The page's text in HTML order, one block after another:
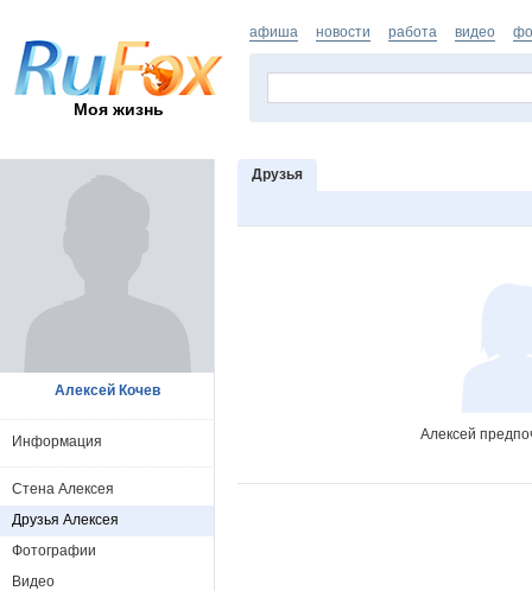
Моя жизнь
афиша новости работа видео
Друзья
Алексей
Алексей Кочев
Информация
Стена Алексея
Друзья Алексея
Фотографии
Видео